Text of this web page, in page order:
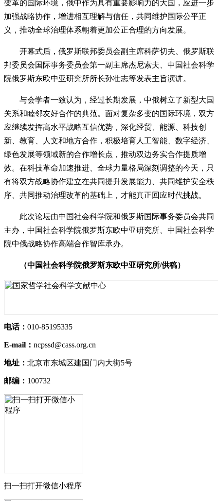
变革的国际环境，俄中作为具有重要影响力的大国，应进一步
加强战略协作，增进相互理解与信任，共同维护国际公平正
义，推动全球治理体系朝着更加公正合理的方向发展。
开幕式后，俄罗斯联邦委员会副主席科萨切夫、俄罗斯联
邦委员会国际事务委员会第一副主席杰尼索夫、中国社会科学
院俄罗斯东欧中亚研究所所长孙壮志等发表主旨演讲。
与会学者一致认为，经过长期发展，中俄树立了新型大国
关系和睦邻友好合作的典范。面对复杂多变的国际环境，双方
应继续发挥高水平战略互信优势，深化经贸、能源、科技创
新、教育、人文和地方合作，积极培育人工智能、数字经济、
绿色发展等领域新的合作增长点，推动双边务实合作提质增
效。在科技革命加速推进、全球力量格局深刻调整的今天，只
有将双方战略协作建立在共同提升发展能力、共同维护安全秩
序、共同推动治理改革的基础上，才能真正回应时代挑战。
此次论坛由中国社会科学院和俄罗斯国际事务委员会共同
主办，中国社会科学院俄罗斯东欧中亚研究所、中国社会科学
院中俄战略协作高端合作智库承办。
（中国社会科学院俄罗斯东欧中亚研究所/供稿）
电话： 010-85195335
E-mail： ncpssd@cass.org.cn
地址： 北京市东城区建国门内大街5号
邮编： 100732
扫一扫打开微信小程序